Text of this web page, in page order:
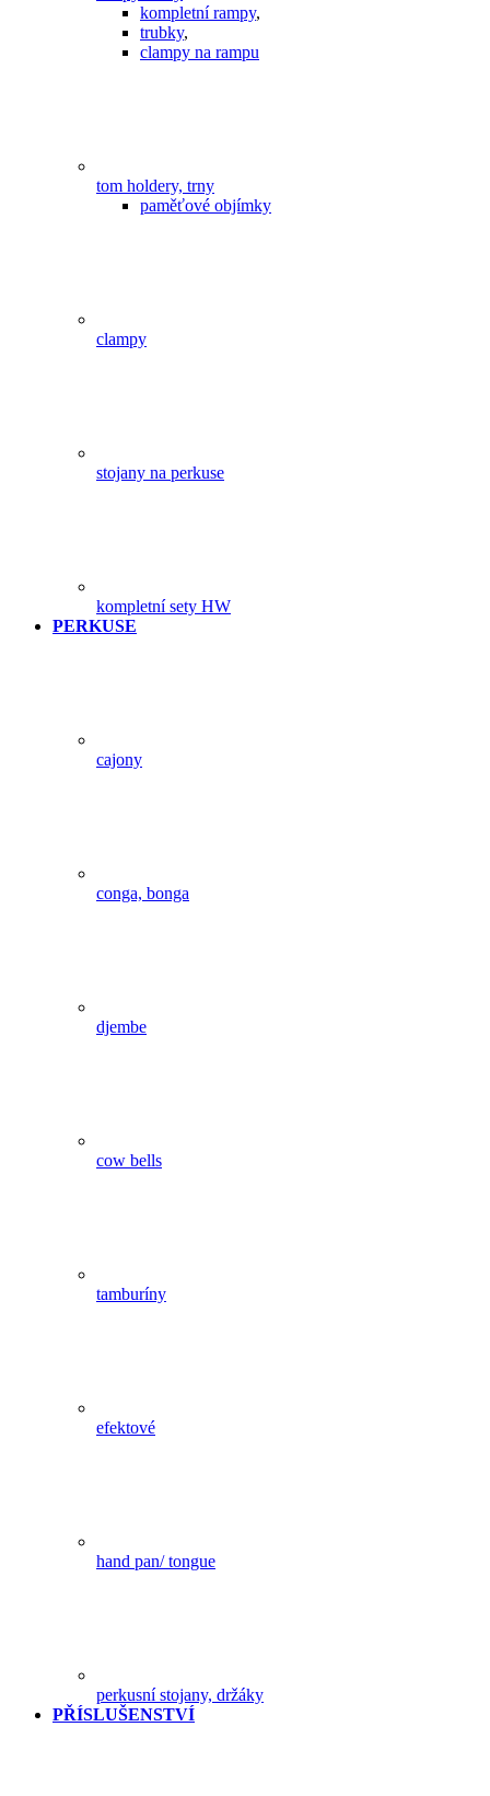
kompletní rampy,
trubky,
clampy na rampu
tom holdery, trny
paměťové objímky
clampy
stojany na perkuse
kompletní sety HW
PERKUSE
cajony
conga, bonga
djembe
cow bells
tamburíny
efektové
hand pan/ tongue
perkusní stojany, držáky
PŘÍSLUŠENSTVÍ